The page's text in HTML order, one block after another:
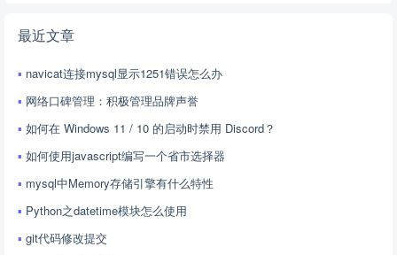
最近文章
navicat连接mysql显示1251错误怎么办
网络口碑管理：积极管理品牌声誉
如何在 Windows 11 / 10 的启动时禁用 Discord？
如何使用javascript编写一个省市选择器
mysql中Memory存储引擎有什么特性
Python之datetime模块怎么使用
git代码修改提交